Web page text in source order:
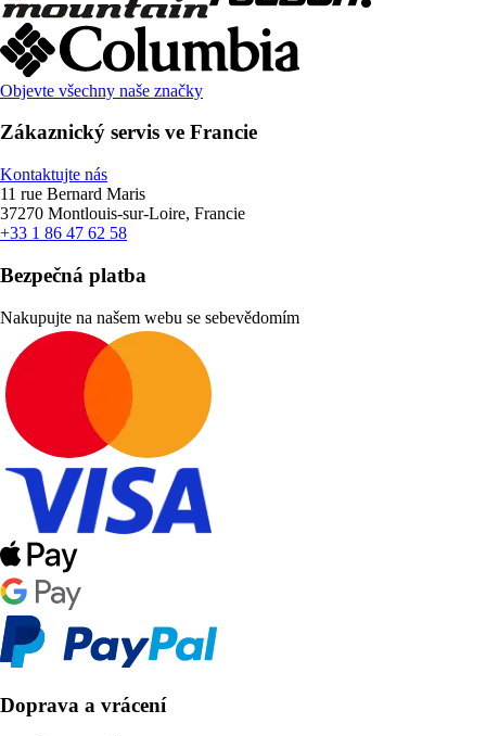
Objevte všechny naše značky
Zákaznický servis ve Francie
Kontaktujte nás
11 rue Bernard Maris
37270 Montlouis-sur-Loire, Francie
+33 1 86 47 62 58
Bezpečná platba
Nakupujte na našem webu se sebevědomím
Doprava a vrácení